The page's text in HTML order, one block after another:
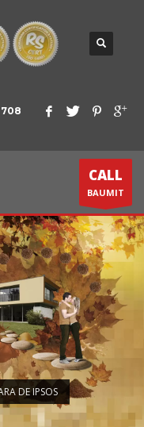
CALL
BAUMIT
DE IPSOS